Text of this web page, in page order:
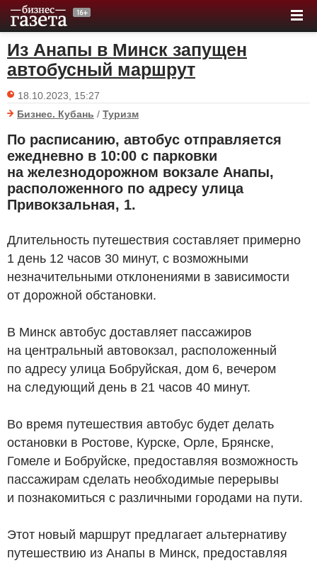
Из Анапы в Минск запущен
автобусный маршрут
18.10.2023, 15:27
Бизнес. Кубань / Туризм
По расписанию, автобус отправляется
ежедневно в 10:00 с парковки
на железнодорожном вокзале Анапы,
расположенного по адресу улица
Привокзальная, 1.
Длительность путешествия составляет примерно
1 день 12 часов 30 минут, с возможными
незначительными отклонениями в зависимости
от дорожной обстановки.
В Минск автобус доставляет пассажиров
на центральный автовокзал, расположенный
по адресу улица Бобруйская, дом 6, вечером
на следующий день в 21 часов 40 минут.
Во время путешествия автобус будет делать
остановки в Ростове, Курске, Орле, Брянске,
Гомеле и Бобруйске, предоставляя возможность
пассажирам сделать необходимые перерывы
и познакомиться с различными городами на пути.
Этот новый маршрут предлагает альтернативу
путешествию из Анапы в Минск, предоставляя